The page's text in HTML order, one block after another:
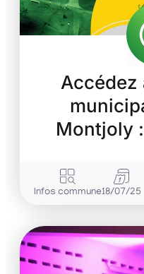
Accédez
Montjoly
Infos commune18/07/25